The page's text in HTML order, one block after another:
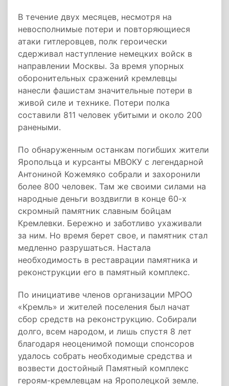
В течение двух месяцев, несмотря на
невосполнимые потери и повторяющиеся
атаки гитлеровцев, полк героически
сдерживал наступление немецких войск в
направлении Москвы. За время упорных
оборонительных сражений кремлевцы
нанесли фашистам значительные потери в
живой силе и технике. Потери полка
составили 811 человек убитыми и около 200
ранеными.
По обнаруженным останкам погибших жители
Яропольца и курсанты МВОКУ с легендарной
Антониной Кожемяко собрали и захоронили
более 800 человек. Там же своими силами на
народные деньги воздвигли в конце 60-х
скромный памятник славным бойцам
Кремлевки. Бережно и заботливо ухаживали
за ним. Но время берет свое, и памятник стал
медленно разрушаться. Настала
необходимость в реставрации памятника и
реконструкции его в памятный комплекс.
По инициативе членов организации МРОО
«Кремль» и жителей поселения был начат
сбор средств на реконструкцию. Собирали
долго, всем народом, и лишь спустя 8 лет
благодаря неоценимой помощи спонсоров
удалось собрать необходимые средства и
возвести достойный Памятный комплекс
героям-кремлевцам на Ярополецкой земле.